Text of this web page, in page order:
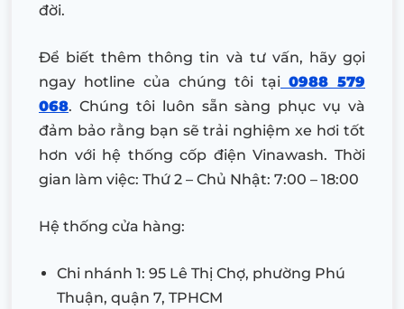
đời.
Để biết thêm thông tin và tư vấn, hãy gọi
ngay hotline của chúng tôi tại 0988 579
068. Chúng tôi luôn sẵn sàng phục vụ và
đảm bảo rằng bạn sẽ trải nghiệm xe hơi tốt
hơn với hệ thống cốp điện Vinawash. Thời
gian làm việc: Thứ 2 – Chủ Nhật: 7:00 – 18:00
Hệ thống cửa hàng:
Chi nhánh 1: 95 Lê Thị Chợ, phường Phú
Thuận, quận 7, TPHCM